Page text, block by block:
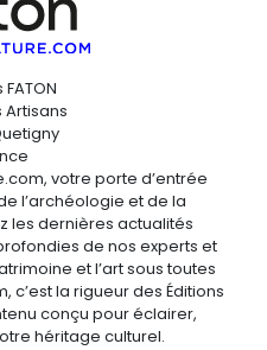
Artisans
votre porte d’entrée
l’archéologie et de la
les dernières actualités
de nos experts et
et l’art sous toutes
c’est la rigueur des Éditions
conçu pour éclairer,
héritage culturel.